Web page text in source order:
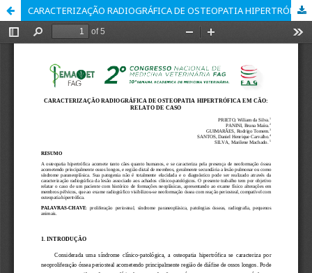
CARACTERIZAÇÃO RADIOGRÁFICA DE OSTEOPATIA HIPERTRÓFICA EM CÃO: RELATO DE CASO